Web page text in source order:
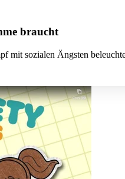
braucht
mit sozialen Ängsten